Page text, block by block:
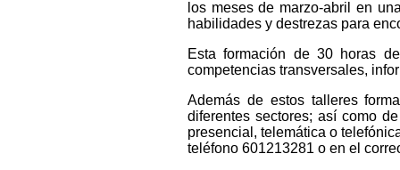
los meses de marzo-abril en
habilidades y destrezas para
Esta formación de 30 horas
competencias transversales,
Además de estos talleres
diferentes sectores; así como
presencial, telemática o
teléfono 601213281 o en el